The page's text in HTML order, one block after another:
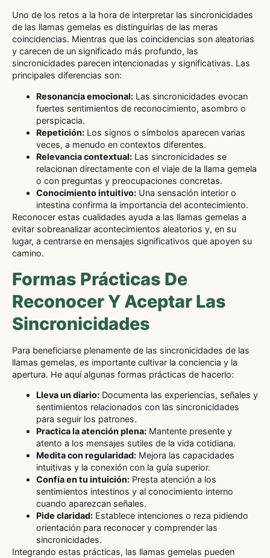
Uno de los retos a la hora de interpretar las sincronicidades
de las llamas gemelas es distinguirlas de las meras
coincidencias. Mientras que las coincidencias son aleatorias
y carecen de un significado más profundo, las
sincronicidades parecen intencionadas y significativas. Las
principales diferencias son:
Resonancia emocional: Las sincronicidades evocan
fuertes sentimientos de reconocimiento, asombro o
perspicacia.
Repetición: Los signos o símbolos aparecen varias
veces, a menudo en contextos diferentes.
Relevancia contextual: Las sincronicidades se
relacionan directamente con el viaje de la llama gemela
o con preguntas y preocupaciones concretas.
Conocimiento intuitivo: Una sensación interior o
intestina confirma la importancia del acontecimiento.
Reconocer estas cualidades ayuda a las llamas gemelas a
evitar sobreanalizar acontecimientos aleatorios y, en su
lugar, a centrarse en mensajes significativos que apoyen su
camino.
Formas Prácticas De
Reconocer Y Aceptar Las
Sincronicidades
Para beneficiarse plenamente de las sincronicidades de las
llamas gemelas, es importante cultivar la conciencia y la
apertura. He aquí algunas formas prácticas de hacerlo:
Lleva un diario: Documenta las experiencias, señales y
sentimientos relacionados con las sincronicidades
para seguir los patrones.
Practica la atención plena: Mantente presente y
atento a los mensajes sutiles de la vida cotidiana.
Medita con regularidad: Mejora las capacidades
intuitivas y la conexión con la guía superior.
Confía en tu intuición: Presta atención a los
sentimientos intestinos y al conocimiento interno
cuando aparezcan señales.
Pide claridad: Establece intenciones o reza pidiendo
orientación para reconocer y comprender las
sincronicidades.
Integrando estas prácticas, las llamas gemelas pueden